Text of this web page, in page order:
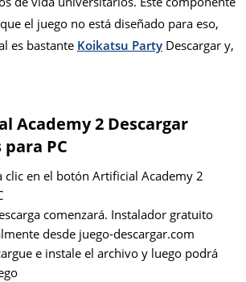
el juego no está diseñado para eso,
es bastante Koikatsu Party Descargar y,
Academy 2 Descargar
PC
clic en el botón Artificial Academy 2
comenzará. Instalador gratuito
desde juego-descargar.com
e instale el archivo y luego podrá